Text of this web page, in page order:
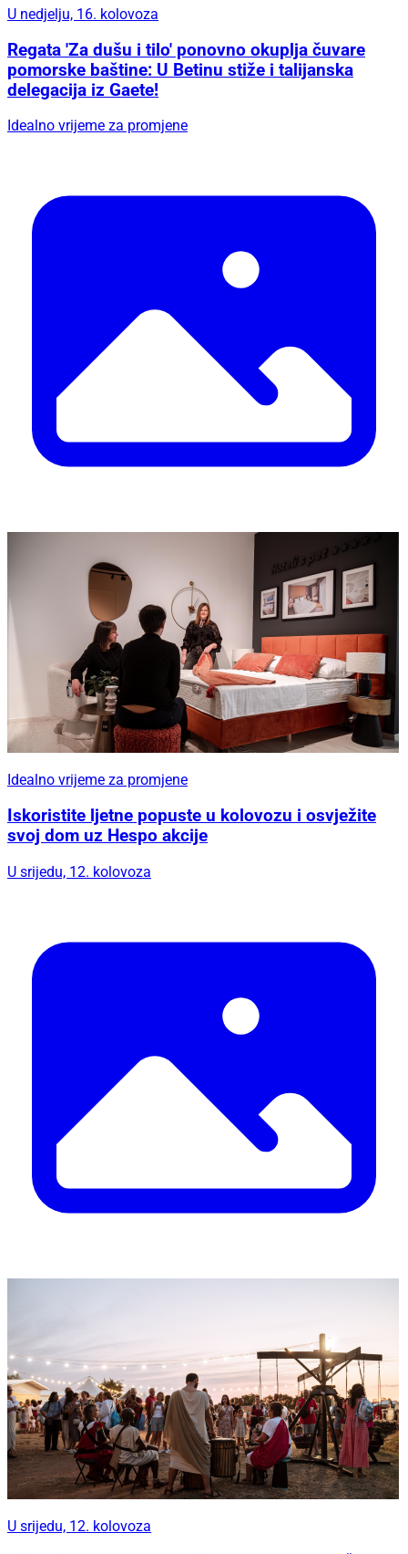
U nedjelju, 16. kolovoza
Regata 'Za dušu i tilo' ponovno okuplja čuvare
pomorske baštine: U Betinu stiže i talijanska
delegacija iz Gaete!
Idealno vrijeme za promjene
Idealno vrijeme za promjene
Iskoristite ljetne popuste u kolovozu i osvježite
svoj dom uz Hespo akcije
U srijedu, 12. kolovoza
U srijedu, 12. kolovoza